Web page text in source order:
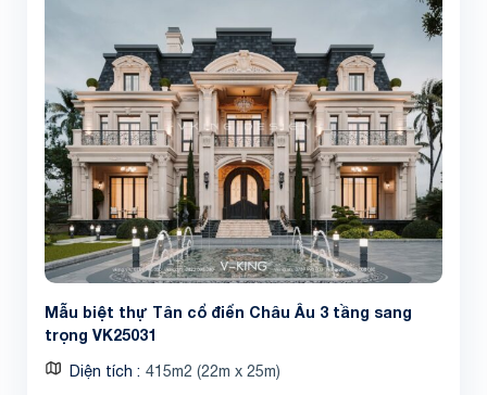
Mẫu biệt thự Tân cổ điển Châu Âu 3 tầng sang
trọng VK25031
Diện tích 415m2 (22m x 25m)